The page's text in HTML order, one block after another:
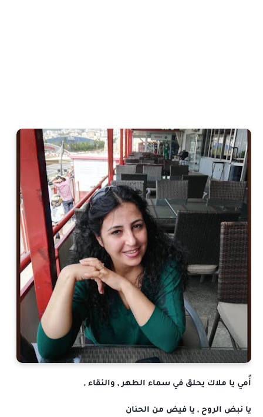
أُمي يا ملاك يحلق في سماء الطهر , والنقاء ,
يا نبض الروح , يا فيض من الحنان